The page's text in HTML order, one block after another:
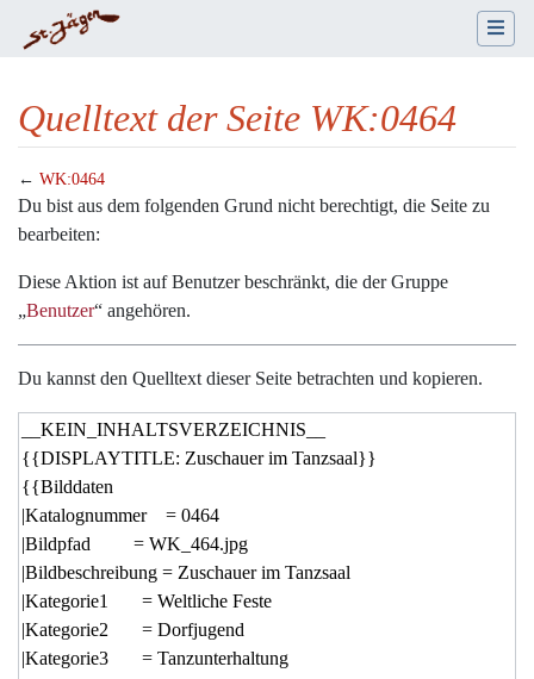
Quelltext der Seite WK:0464
← WK:0464
Wechseln zu:Navigation,Suche
Du bist aus dem folgenden Grund nicht berechtigt, die Seite zu
bearbeiten:
Diese Aktion ist auf Benutzer beschränkt, die der Gruppe
„Benutzer“ angehören.
Du kannst den Quelltext dieser Seite betrachten und kopieren.